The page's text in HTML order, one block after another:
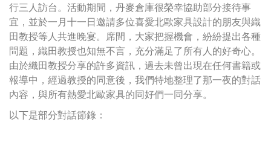
行三人訪台。活動期間，丹麥倉庫很榮幸協助部分接待事
宜，並於一月十一日邀請多位喜愛北歐家具設計的朋友與織
田教授等人共進晚宴。席間，大家把握機會，紛紛提出各種
問題，織田教授也知無不言，充分滿足了所有人的好奇心。
由於織田教授分享的許多資訊，過去未曾出現在任何書籍或
報導中，經過教授的同意後，我們特地整理了那一夜的對話
內容，與所有熱愛北歐家具的同好們一同分享。
以下是部分對話節錄：